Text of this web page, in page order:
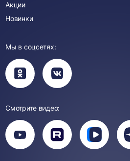
Акции
Новинки
Мы в соцсетях:
Вы
перейдете
в
группу
Вы
перейдете
в
группу
Смотрите видео:
Вы
перейдете
на
канал
Вы
перейдете
Вы
перейдете